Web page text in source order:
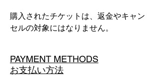
購入されたチケットは、返金やキャン
セルの対象にはなりません。
PAYMENT METHODS
お支払い方法